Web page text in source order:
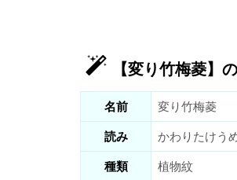
【変り竹梅菱】
名前
変り竹梅菱
読み
かわりたけう
種類
植物紋